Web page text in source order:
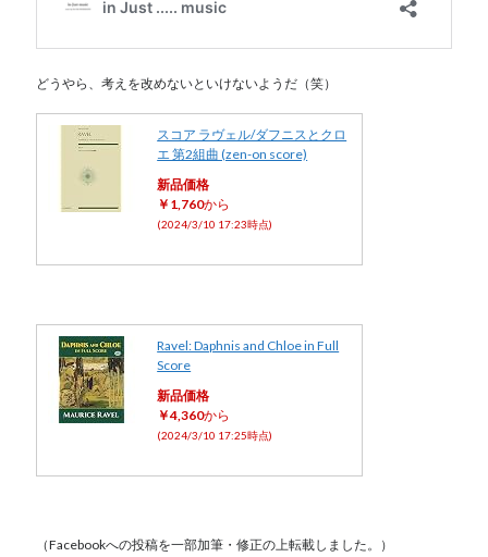
どうやら、考えを改めないといけないようだ（笑）
スコア ラヴェル/ダフニスとクロ
エ 第2組曲 (zen-on score)
新品価格
￥1,760から
(2024/3/10 17:23時点)
Ravel: Daphnis and Chloe in Full
Score
新品価格
￥4,360から
(2024/3/10 17:25時点)
（Facebookへの投稿を一部加筆・修正の上転載しました。）